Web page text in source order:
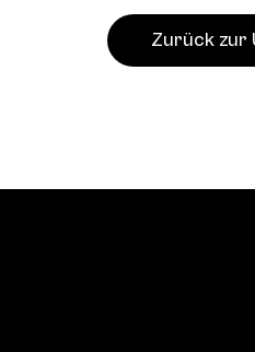
Zurück zur